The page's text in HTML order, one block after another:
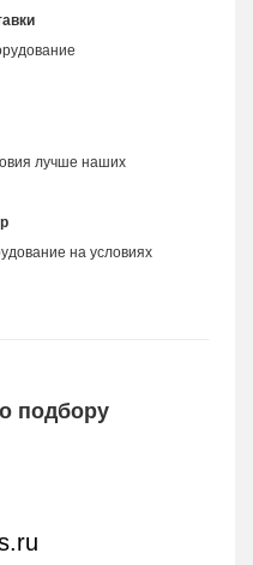
лучше наших
на условиях
подбору